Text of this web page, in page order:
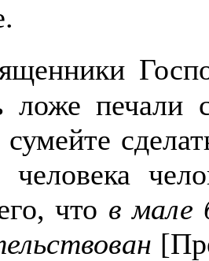
ложе печали
что в мале